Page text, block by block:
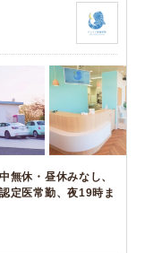
無休・昼休みなし、
定医常勤、夜19時ま